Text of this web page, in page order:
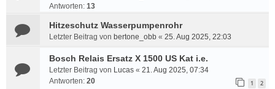
Antworten: 13
Hitzeschutz Wasserpumpenrohr
Letzter Beitrag von bertone_obb « 25. Aug 2025, 22:03
Bosch Relais Ersatz X 1500 US Kat i.e.
Letzter Beitrag von Lucas « 21. Aug 2025, 07:34
Antworten: 20 1 2